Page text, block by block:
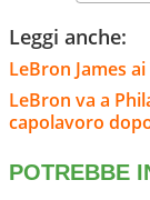
Leggi anche:
LeBron James
LeBron va a
capolavoro